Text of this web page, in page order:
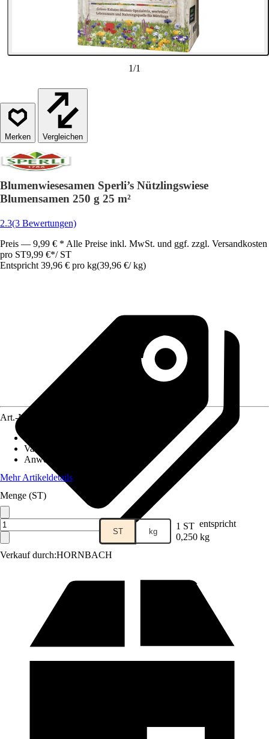
1/1
Vergleichen
Blumenwiesesamen Sperli’s Nützlingswiese
Blumensamen 250 g 25 m²
2.3(3 Bewertungen)
Preis — 9,99 € * Alle Preise inkl. MwSt. und ggf. zzgl. Versandkosten
pro ST9,99 €*/ ST
Entspricht 39,96 € pro kg(39,96 €/ kg)
Verkauf durch:HORNBACH
Art.-Nr.
Variante
Anwendung
Mehr Artikeldetails
Menge (ST)
ST kg 1 ST entspricht
0,250 kg